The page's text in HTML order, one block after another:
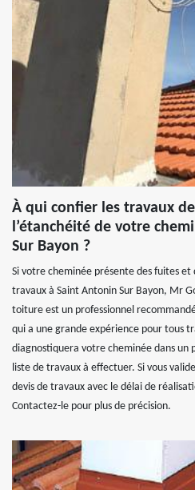
À qui confier les travaux
l’étanchéité de votre
Sur Bayon ?
Si votre cheminée présente des fuites et
travaux à Saint Antonin Sur Bayon, Mr
toiture est un professionnel
qui a une grande expérience pour tous
diagnostiquera votre cheminée dans un
liste de travaux à effectuer. Si vous
devis de travaux avec le délai de
Contactez-le pour plus de précision.